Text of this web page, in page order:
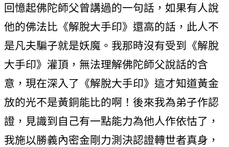
回憶起佛陀師父曾講過的一句話，如果有人說
他的佛法比《解脫大手印》還高的話，此人不
是凡夫騙子就是妖魔。我那時沒有受到《解脫
大手印》灌頂，無法理解佛陀師父說話的含
意，現在深入了《解脫大手印》這才知道黃金
放的光不是黃銅能比的啊！後來我為弟子作認
證，見識到自己有一點能力為他人作依怙了，
我施以勝義內密金剛力測決認證轉世者真身，